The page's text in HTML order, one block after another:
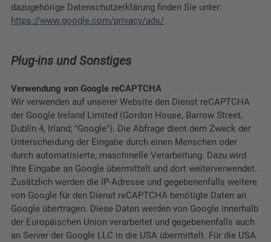
dazugehörige Datenschutzerklärung finden Sie unter:
https://www.google.com/privacy/ads/
Plug-ins und Sonstiges
Verwendung von Google reCAPTCHA
Wir verwenden auf unserer Website den Dienst reCAPTCHA
derGoogle Ireland Limited (Gordon House, Barrow Street,
Dublin 4, Irland; "Google"). Die Abfrage dient dem Zweck der
Unterscheidung der Eingabe durch einen Menschen oder
durch automatisierte, maschinelle Verarbeitung. Dazu wird
Ihre Eingabe an Google übermittelt und dort weiterverwendet.
Zusätzlich werden die IP-Adresse und gegebenenfalls weitere
von Google für den Dienst reCAPTCHA benötigte Daten an
Google übertragen. Diese Daten werden von Google innerhalb
der Europäischen Union verarbeitet und gegebenenfalls auch
an Server der Google LLC in die USA übermittelt. Für die USA